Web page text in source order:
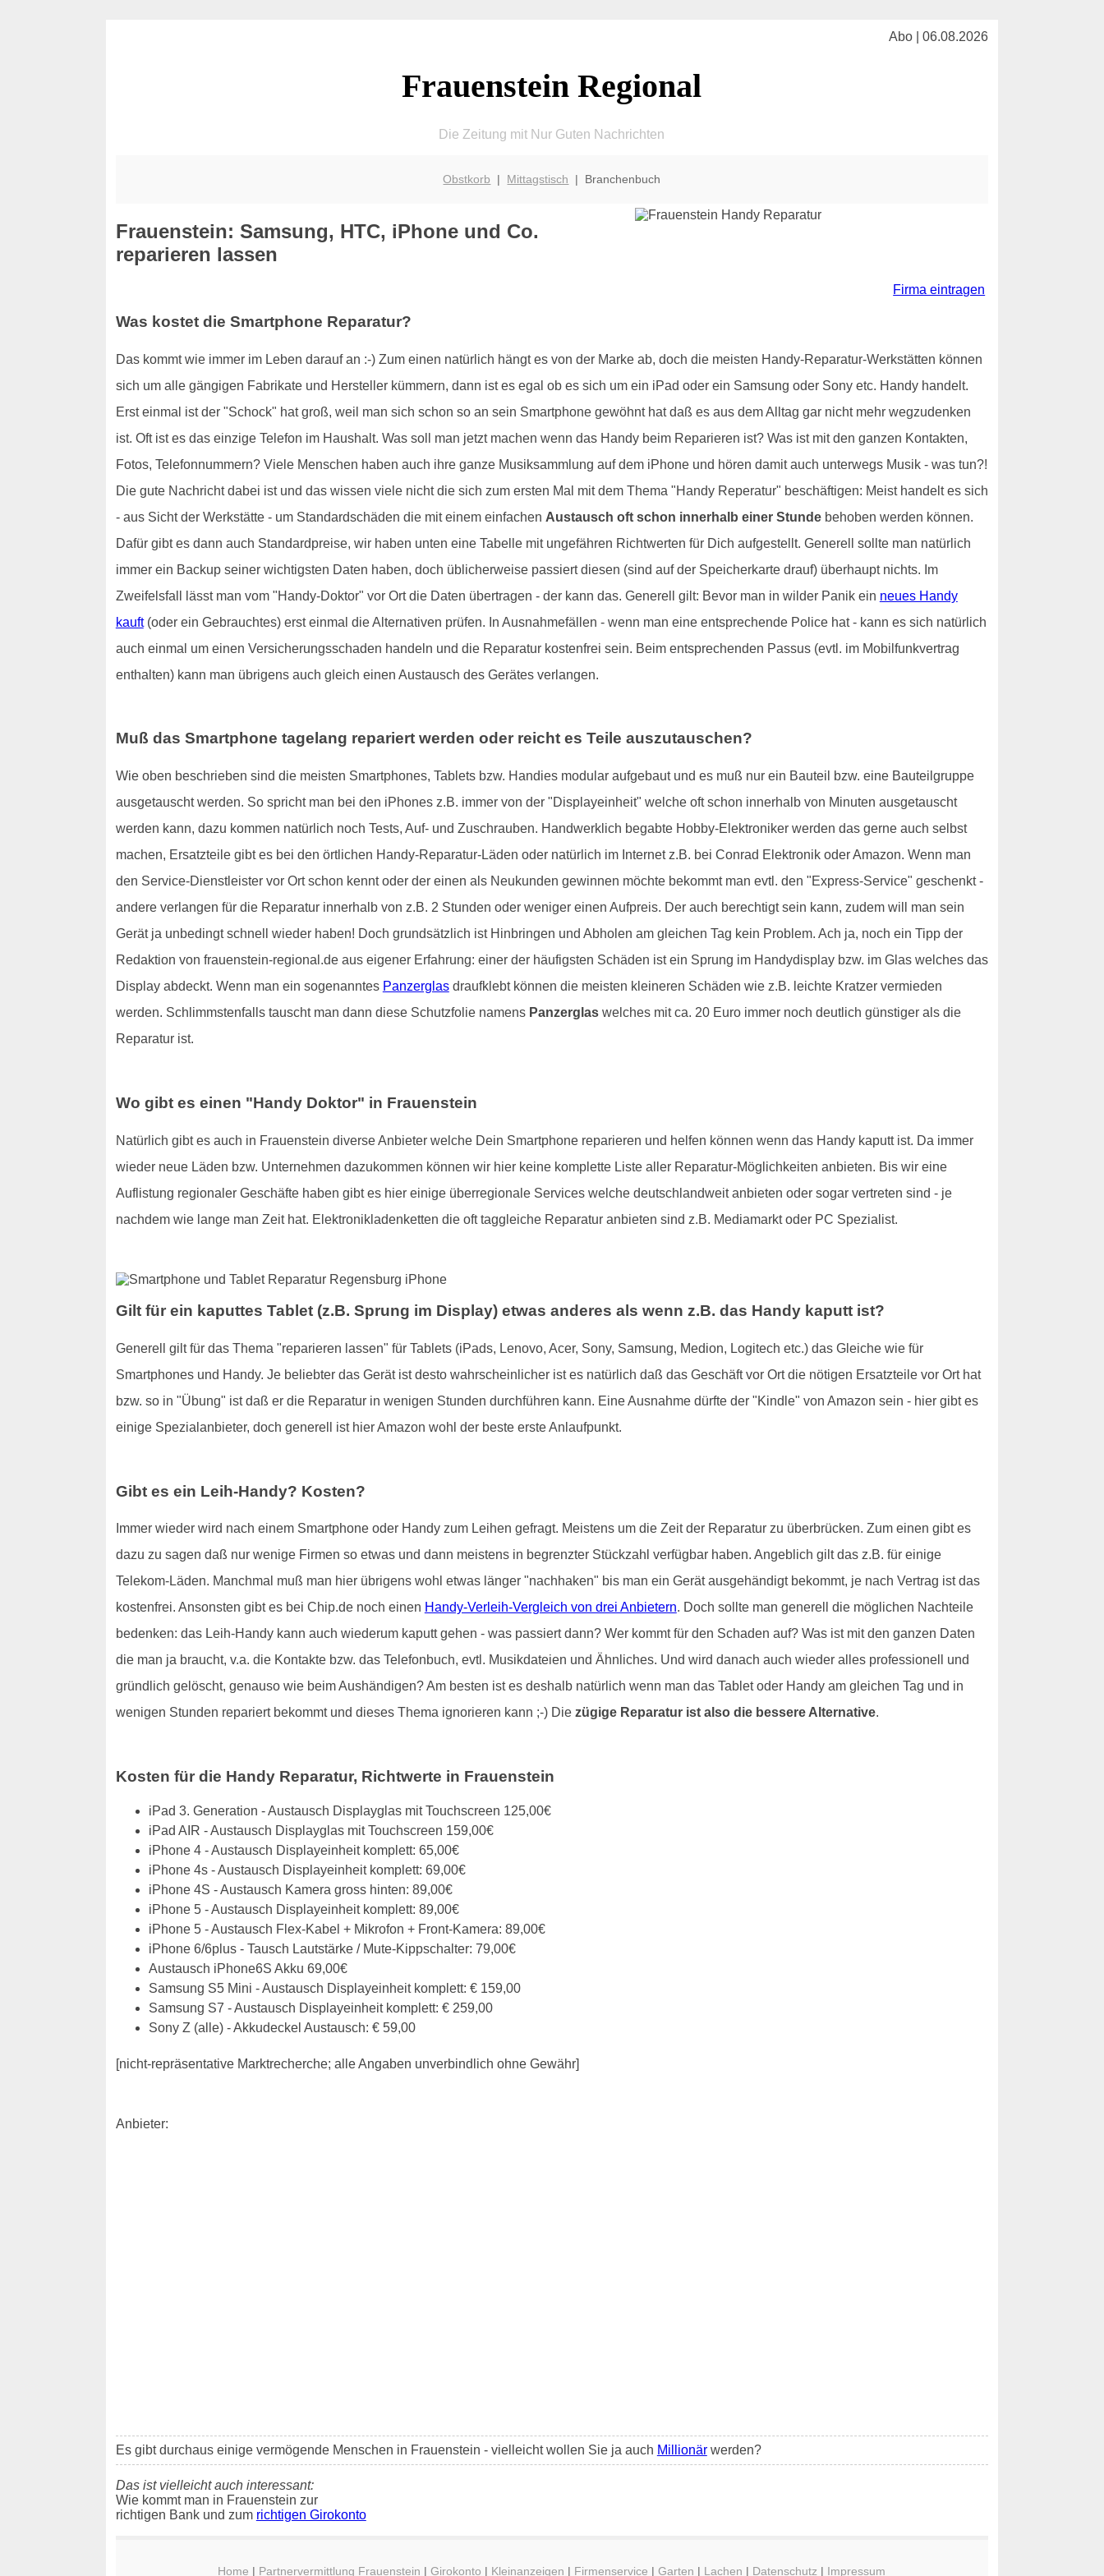
Abo | 06.08.2026
Frauenstein Regional
Die Zeitung mit Nur Guten Nachrichten
Obstkorb | Mittagstisch | Branchenbuch
Frauenstein: Samsung, HTC, iPhone und Co.
reparieren lassen
Firma eintragen
Was kostet die Smartphone Reparatur?
Das kommt wie immer im Leben darauf an :-) Zum einen natürlich hängt es von der Marke ab, doch die meisten Handy-Reparatur-Werkstätten können
sich um alle gängigen Fabrikate und Hersteller kümmern, dann ist es egal ob es sich um ein iPad oder ein Samsung oder Sony etc. Handy handelt.
Erst einmal ist der "Schock" hat groß, weil man sich schon so an sein Smartphone gewöhnt hat daß es aus dem Alltag gar nicht mehr wegzudenken
ist. Oft ist es das einzige Telefon im Haushalt. Was soll man jetzt machen wenn das Handy beim Reparieren ist? Was ist mit den ganzen Kontakten,
Fotos, Telefonnummern? Viele Menschen haben auch ihre ganze Musiksammlung auf dem iPhone und hören damit auch unterwegs Musik - was tun?!
Die gute Nachricht dabei ist und das wissen viele nicht die sich zum ersten Mal mit dem Thema "Handy Reperatur" beschäftigen: Meist handelt es sich
- aus Sicht der Werkstätte - um Standardschäden die mit einem einfachen Austausch oft schon innerhalb einer Stundebehoben werden können.
Dafür gibt es dann auch Standardpreise, wir haben unten eine Tabelle mit ungefähren Richtwerten für Dich aufgestellt. Generell sollte man natürlich
immer ein Backup seiner wichtigsten Daten haben, doch üblicherweise passiert diesen (sind auf der Speicherkarte drauf) überhaupt nichts. Im
Zweifelsfall lässt man vom "Handy-Doktor" vor Ort die Daten übertragen - der kann das. Generell gilt: Bevor man in wilder Panik ein neues Handy
kauft(oder ein Gebrauchtes) erst einmal die Alternativen prüfen. In Ausnahmefällen - wenn man eine entsprechende Police hat - kann es sich natürlich
auch einmal um einen Versicherungsschaden handeln und die Reparatur kostenfrei sein. Beim entsprechenden Passus (evtl. im Mobilfunkvertrag
enthalten) kann man übrigens auch gleich einen Austausch des Gerätes verlangen.
Muß das Smartphone tagelang repariert werden oder reicht es Teile auszutauschen?
Wie oben beschrieben sind die meisten Smartphones, Tablets bzw. Handies modular aufgebaut und es muß nur ein Bauteil bzw. eine Bauteilgruppe
ausgetauscht werden. So spricht man bei den iPhones z.B. immer von der "Displayeinheit" welche oft schon innerhalb von Minuten ausgetauscht
werden kann, dazu kommen natürlich noch Tests, Auf- und Zuschrauben. Handwerklich begabte Hobby-Elektroniker werden das gerne auch selbst
machen, Ersatzteile gibt es bei den örtlichen Handy-Reparatur-Läden oder natürlich im Internet z.B. bei Conrad Elektronik oder Amazon. Wenn man
den Service-Dienstleister vor Ort schon kennt oder der einen als Neukunden gewinnen möchte bekommt man evtl. den "Express-Service" geschenkt -
andere verlangen für die Reparatur innerhalb von z.B. 2 Stunden oder weniger einen Aufpreis. Der auch berechtigt sein kann, zudem will man sein
Gerät ja unbedingt schnell wieder haben! Doch grundsätzlich ist Hinbringen und Abholen am gleichen Tag kein Problem. Ach ja, noch ein Tipp der
Redaktion von frauenstein-regional.de aus eigener Erfahrung: einer der häufigsten Schäden ist ein Sprung im Handydisplay bzw. im Glas welches das
Display abdeckt. Wenn man ein sogenanntes Panzerglasdraufklebt können die meisten kleineren Schäden wie z.B. leichte Kratzer vermieden
werden. Schlimmstenfalls tauscht man dann diese Schutzfolie namens Panzerglaswelches mit ca. 20 Euro immer noch deutlich günstiger als die
Reparatur ist.
Wo gibt es einen "Handy Doktor" in Frauenstein
Natürlich gibt es auch in Frauenstein diverse Anbieter welche Dein Smartphone reparieren und helfen können wenn das Handy kaputt ist. Da immer
wieder neue Läden bzw. Unternehmen dazukommen können wir hier keine komplette Liste aller Reparatur-Möglichkeiten anbieten. Bis wir eine
Auflistung regionaler Geschäfte haben gibt es hier einige überregionale Services welche deutschlandweit anbieten oder sogar vertreten sind - je
nachdem wie lange man Zeit hat. Elektronikladenketten die oft taggleiche Reparatur anbieten sind z.B. Mediamarkt oder PC Spezialist.
Gilt für ein kaputtes Tablet (z.B. Sprung im Display) etwas anderes als wenn z.B. das Handy kaputt ist?
Generell gilt für das Thema "reparieren lassen" für Tablets (iPads, Lenovo, Acer, Sony, Samsung, Medion, Logitech etc.) das Gleiche wie für
Smartphones und Handy. Je beliebter das Gerät ist desto wahrscheinlicher ist es natürlich daß das Geschäft vor Ort die nötigen Ersatzteile vor Ort hat
bzw. so in "Übung" ist daß er die Reparatur in wenigen Stunden durchführen kann. Eine Ausnahme dürfte der "Kindle" von Amazon sein - hier gibt es
einige Spezialanbieter, doch generell ist hier Amazon wohl der beste erste Anlaufpunkt.
Gibt es ein Leih-Handy? Kosten?
Immer wieder wird nach einem Smartphone oder Handy zum Leihen gefragt. Meistens um die Zeit der Reparatur zu überbrücken. Zum einen gibt es
dazu zu sagen daß nur wenige Firmen so etwas und dann meistens in begrenzter Stückzahl verfügbar haben. Angeblich gilt das z.B. für einige
Telekom-Läden. Manchmal muß man hier übrigens wohl etwas länger "nachhaken" bis man ein Gerät ausgehändigt bekommt, je nach Vertrag ist das
kostenfrei. Ansonsten gibt es bei Chip.de noch einen Handy-Verleih-Vergleich von drei Anbietern. Doch sollte man generell die möglichen Nachteile
bedenken: das Leih-Handy kann auch wiederum kaputt gehen - was passiert dann? Wer kommt für den Schaden auf? Was ist mit den ganzen Daten
die man ja braucht, v.a. die Kontakte bzw. das Telefonbuch, evtl. Musikdateien und Ähnliches. Und wird danach auch wieder alles professionell und
gründlich gelöscht, genauso wie beim Aushändigen? Am besten ist es deshalb natürlich wenn man das Tablet oder Handy am gleichen Tag und in
wenigen Stunden repariert bekommt und dieses Thema ignorieren kann ;-) Die zügige Reparatur ist also die bessere Alternative.
Kosten für die Handy Reparatur, Richtwerte in Frauenstein
iPad 3. Generation - Austausch Displayglas mit Touchscreen 125,00€
iPad AIR - Austausch Displayglas mit Touchscreen 159,00€
iPhone 4 - Austausch Displayeinheit komplett: 65,00€
iPhone 4s - Austausch Displayeinheit komplett: 69,00€
iPhone 4S - Austausch Kamera gross hinten: 89,00€
iPhone 5 - Austausch Displayeinheit komplett: 89,00€
iPhone 5 - Austausch Flex-Kabel + Mikrofon + Front-Kamera: 89,00€
iPhone 6/6plus - Tausch Lautstärke / Mute-Kippschalter: 79,00€
Austausch iPhone6S Akku 69,00€
Samsung S5 Mini - Austausch Displayeinheit komplett: € 159,00
Samsung S7 - Austausch Displayeinheit komplett: € 259,00
Sony Z (alle) - Akkudeckel Austausch: € 59,00
[nicht-repräsentative Marktrecherche; alle Angaben unverbindlich ohne Gewähr]
Anbieter:
Es gibt durchaus einige vermögende Menschen in Frauenstein - vielleicht wollen Sie ja auch Millionärwerden?
Das ist vielleicht auch interessant:
Wie kommt man in Frauenstein zur
richtigen Bank und zum richtigen Girokonto
Home | Partnervermittlung Frauenstein |Girokonto | Kleinanzeigen | Firmenservice |Garten | Lachen | Datenschutz | Impressum